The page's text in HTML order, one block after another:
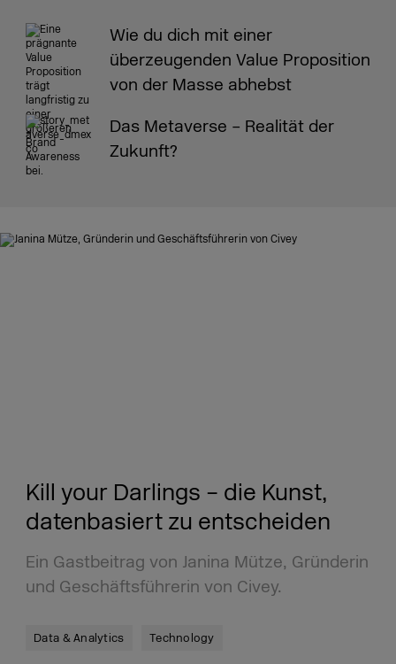
Wie du dich mit einer
überzeugenden Value Proposition
von der Masse abhebst
Das Metaverse – Realität der
Zukunft?
Kill your Darlings – die Kunst,
datenbasiert zu entscheiden
Ein Gastbeitrag von Janina Mütze, Gründerin
und Geschäftsführerin von Civey.
Data & Analytics Technology